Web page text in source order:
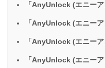
「AnyUnlock (エニー
「AnyUnlock (エニー
「AnyUnlock (エニー
「AnyUnlock (エニー